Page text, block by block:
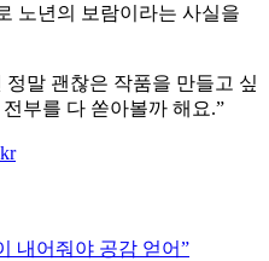
노년의 보람이라는 사실을
말 괜찮은 작품을 만들고 싶
부를 다 쏟아볼까 해요.”
내어줘야 공감 얻어”